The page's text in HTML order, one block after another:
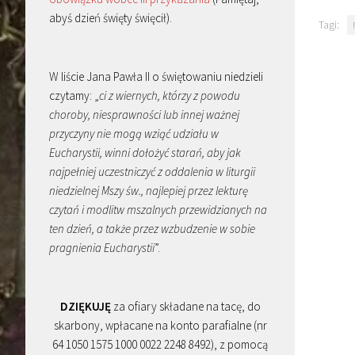
Tagi:
abyś dzień święty święcił).
W liście Jana Pawła II o świętowaniu niedzieli
czytamy: „ci z wiernych, którzy z powodu
choroby, niesprawności lub innej ważnej
przyczyny nie mogą wziąć udziału w
Eucharystii, winni dołożyć starań, aby jak
najpełniej uczestniczyć z oddalenia w liturgii
niedzielnej Mszy św., najlepiej przez lekturę
czytań i modlitw mszalnych przewidzianych na
ten dzień, a także przez wzbudzenie w sobie
pragnienia Eucharystii”.
DZIĘKUJĘza ofiary składane na tacę, do
skarbony, wpłacane na konto parafialne (nr
64 1050 1575 1000 0022 2248 8492), z pomocą